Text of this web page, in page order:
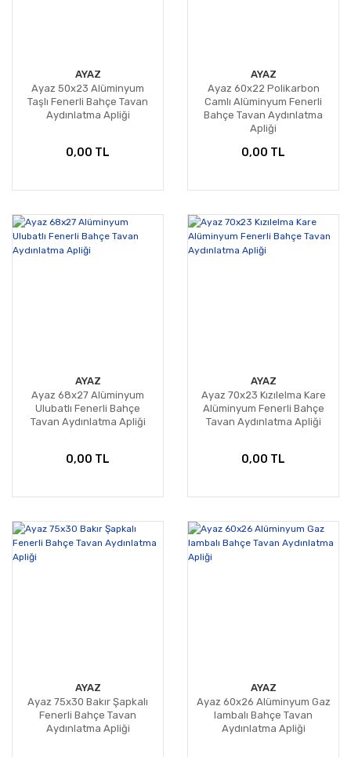
AYAZ
Ayaz 50x23 Alüminyum
Taşlı Fenerli Bahçe Tavan
Aydınlatma Apliği
0,00 TL
AYAZ
Ayaz 60x22 Polikarbon
Camlı Alüminyum Fenerli
Bahçe Tavan Aydınlatma
Apliği
0,00 TL
AYAZ
Ayaz 68x27 Alüminyum
Ulubatlı Fenerli Bahçe
Tavan Aydınlatma Apliği
0,00 TL
AYAZ
Ayaz 70x23 Kızılelma Kare
Alüminyum Fenerli Bahçe
Tavan Aydınlatma Apliği
0,00 TL
AYAZ
Ayaz 75x30 Bakır Şapkalı
Fenerli Bahçe Tavan
Aydınlatma Apliği
AYAZ
Ayaz 60x26 Alüminyum Gaz
lambalı Bahçe Tavan
Aydınlatma Apliği